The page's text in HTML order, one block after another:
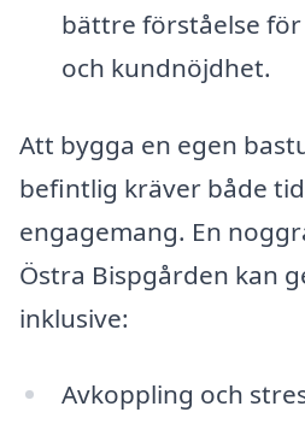
bättre förståelse
och kundnöjdhet.
Att bygga en egen
befintlig kräver både
engagemang. En
Östra Bispgården kan
inklusive:
Avkoppling och